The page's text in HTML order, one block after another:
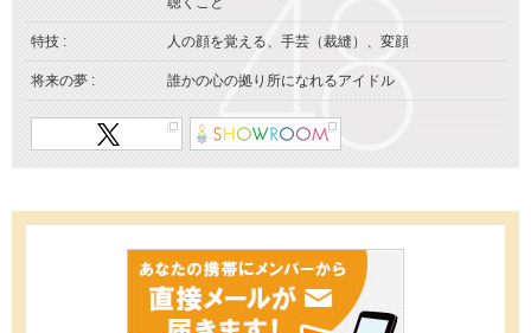
特技 : 人の顔を覚える、手芸（裁縫）、変顔
将来の夢 : 誰かの心の拠り所になれるアイドル